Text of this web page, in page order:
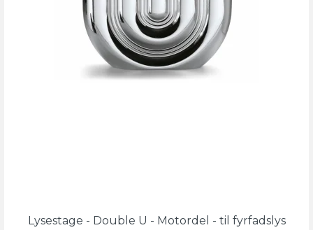
Lysestage - Double U - Motordel - til fyrfadslys